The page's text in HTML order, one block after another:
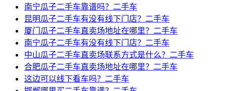
南宁瓜子二手车靠谱吗？二手车
昆明瓜子二手车有没有线下门店？二手车
厦门瓜子二手车直卖场地址在哪里？二手车
南宁瓜子二手车有没有线下门店？二手车
中山瓜子二手车直卖场联系方式是什么？二手车
合肥瓜子二手车直卖场地址在哪里？二手车
这边可以线下看车吗？二手车